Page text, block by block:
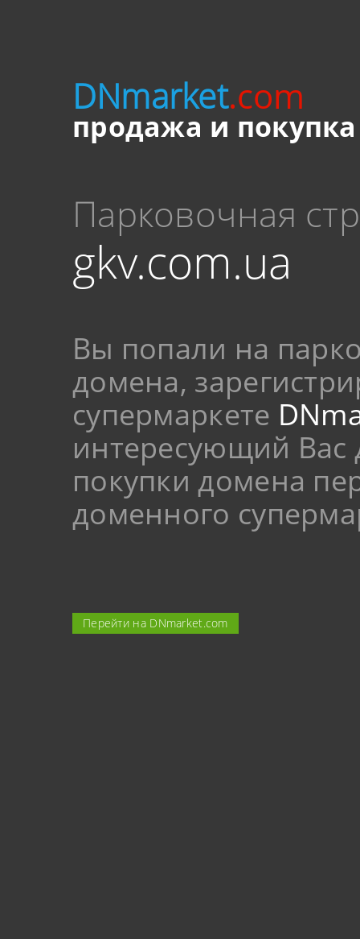
DNmarket.com
продажа и
Парковочная
gkv.com.ua
Вы попали на
домена,
супермаркете
интересующий Вас
покупки домена
доменного
Перейти на DNmarket.com